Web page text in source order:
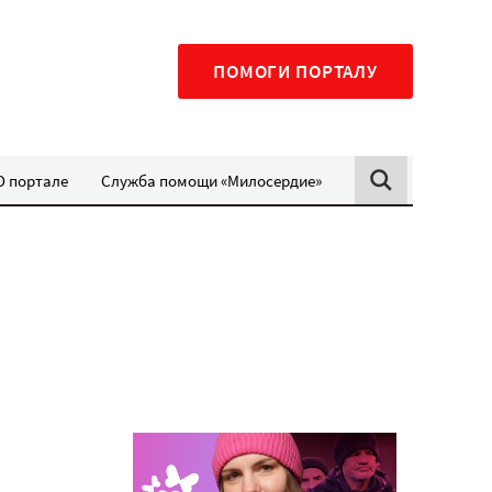
ПОМОГИ ПОРТАЛУ
портале Служба помощи «Милосердие»